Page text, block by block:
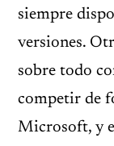
siempre
versiones.
sobre todo
competir de
Microsoft, y